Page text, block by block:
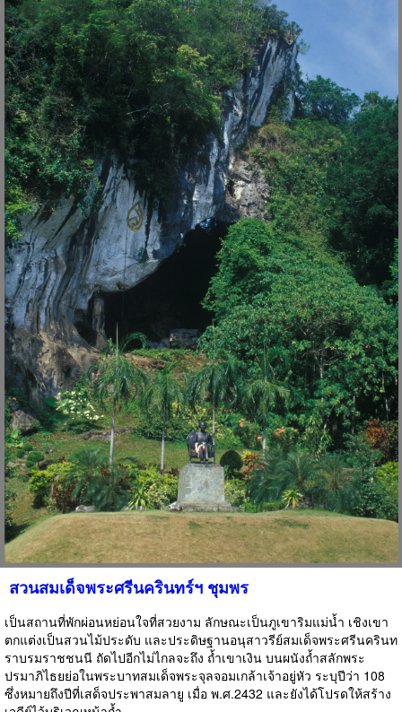
สวนสมเด็จพระศรีนครินทร์ฯ ชุมพร
เป็นสถานที่พักผ่อนหย่อนใจที่สวยงาม ลักษณะเป็นภูเขาริมแม่น้ำ เชิงเขา
ตกแต่งเป็นสวนไม้ประดับ และประดิษฐานอนุสาวรีย์สมเด็จพระศรีนครินท
ราบรมราชชนนี ถัดไปอีกไม่ไกลจะถึง ถ้ำเขาเงิน บนผนังถ้ำสลักพระ
ปรมาภิไธยย่อในพระบาทสมเด็จพระจุลจอมเกล้าเจ้าอยู่หัว ระบุปีว่า 108
ซึ่งหมายถึงปีที่เสด็จประพาสมลายู เมื่อ พ.ศ.2432 และยังได้โปรดให้สร้าง